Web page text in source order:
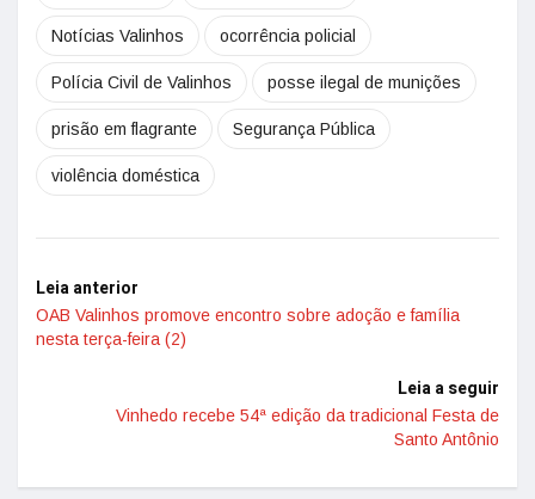
Notícias Valinhos ocorrência policial
Polícia Civil de Valinhos posse ilegal de munições
prisão em flagrante Segurança Pública
violência doméstica
Leia anterior
OAB Valinhos promove encontro sobre adoção e família
nesta terça-feira (2)
Leia a seguir
Vinhedo recebe 54ª edição da tradicional Festa de
Santo Antônio